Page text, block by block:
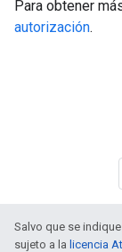
Para obtener
autorización.
Salvo que se
sujeto a la licencia